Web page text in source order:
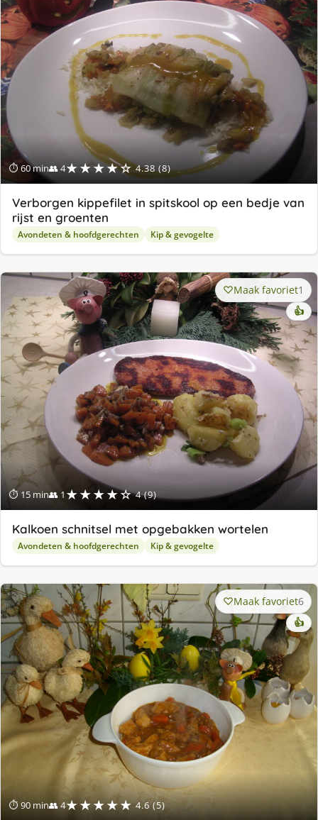
⏱ 60 min👥 4★★★★☆ 4.38 (8)
Verborgen kippefilet in spitskool op een bedje van
rijst en groenten
Avondeten & hoofdgerechten Kip & gevogelte
⏱ 15 min👥 1 ★★★★☆ 4 (9)
Maak favoriet1
👍
Kalkoen schnitsel met opgebakken wortelen
Avondeten & hoofdgerechten Kip & gevogelte
⏱ 90 min👥 4★★★★★ 4.6 (5)
Maak favoriet6
👍